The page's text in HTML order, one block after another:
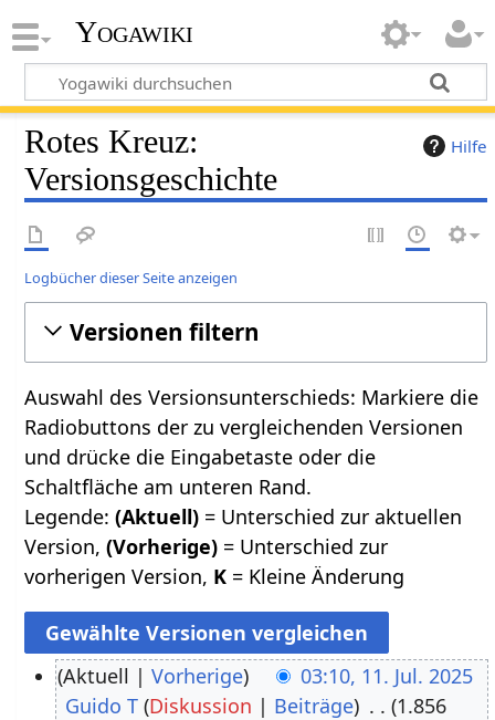
Yogawiki
Hilfe
Rotes Kreuz:
Versionsgeschichte
Logbücher dieser Seite anzeigen
Versionen filtern
Auswahl des Versionsunterschieds: Markiere die
Radiobuttons der zu vergleichenden Versionen
und drücke die Eingabetaste oder die
Schaltfläche am unteren Rand.
Legende:(Aktuell) = Unterschied zur aktuellen
Version,(Vorherige) = Unterschied zur
vorherigen Version, K = Kleine Änderung
Aktuell Vorherige
03:10, 11. Jul. 2025
Guido T Diskussion Beiträge
1.856